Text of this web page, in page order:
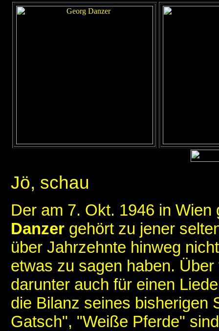
Jö, schau
Der am 7. Okt. 1946 in
Danzer gehört zu jener
über Jahrzehnte hinweg
etwas zu sagen haben.
darunter auch für einen
die Bilanz seines bisherigen
Gatsch", "Weiße Pferde"